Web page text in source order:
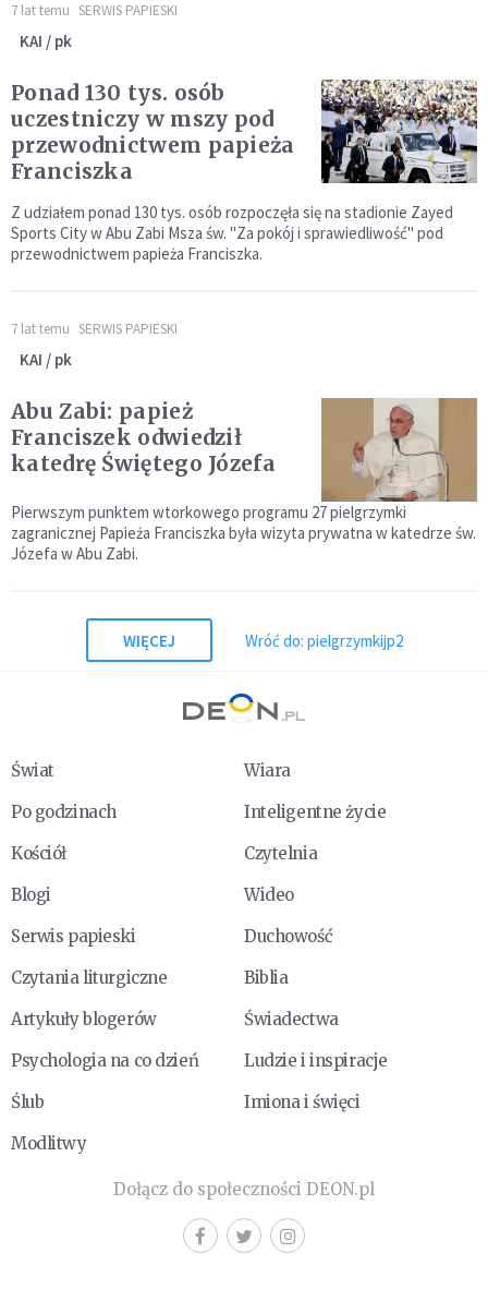
7 lat temu SERWIS PAPIESKI
KAI / pk
Ponad 130 tys. osób
uczestniczy w mszy pod
przewodnictwem papieża
Franciszka
Z udziałem ponad 130 tys. osób rozpoczęła się na stadionie Zayed
Sports City w Abu Zabi Msza św. "Za pokój i sprawiedliwość" pod
przewodnictwem papieża Franciszka.
7 lat temu SERWIS PAPIESKI
KAI / pk
Abu Zabi: papież
Franciszek odwiedził
katedrę Świętego Józefa
Pierwszym punktem wtorkowego programu 27 pielgrzymki
zagranicznej Papieża Franciszka była wizyta prywatna w katedrze św.
Józefa w Abu Zabi.
WIĘCEJ Wróć do: pielgrzymkijp2
Świat
Wiara
Po godzinach
Inteligentne życie
Kościół
Czytelnia
Blogi
Wideo
Serwis papieski
Duchowość
Czytania liturgiczne
Biblia
Artykuły blogerów
Świadectwa
Psychologia na co dzień
Ludzie i inspiracje
Ślub
Imiona i święci
Modlitwy
Dołącz do społeczności DEON.pl